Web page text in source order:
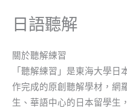
日語聽解
關於聽解練習
「聽解練習」是東海大學
作完成的原創聽解學材，網
生、華語中心的日本留學生